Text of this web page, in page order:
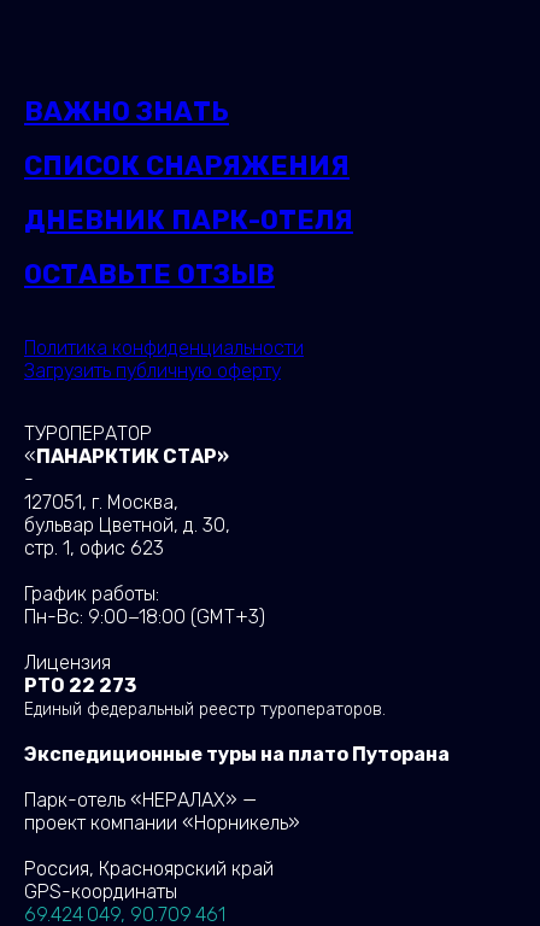
ВАЖНО ЗНАТЬ
СПИСОК СНАРЯЖЕНИЯ
ДНЕВНИК ПАРК-ОТЕЛЯ
ОСТАВЬТЕ ОТЗЫВ
Политика конфиденциальности
Загрузить публичную оферту
ТУРОПЕРАТОР
«ПАНАРКТИК СТАР»
-
127051, г. Москва,
бульвар Цветной, д. 30,
стр. 1, офис 623
График работы:
Пн-Вс: 9:00−18:00 (GMT+3)
Лицензия
РТО 22 273
Единый федеральный реестр туроператоров.
Экспедиционные туры на плато Путорана
Парк-отель «НЕРАЛАХ» —
проект компании «Норникель»
Россия, Красноярский край
GPS-координаты
69.424 049, 90.709 461